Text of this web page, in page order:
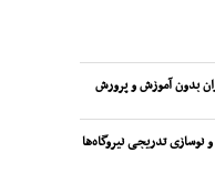
بدون آموزش و پرورش
تدریجی نیروگاه‌ها